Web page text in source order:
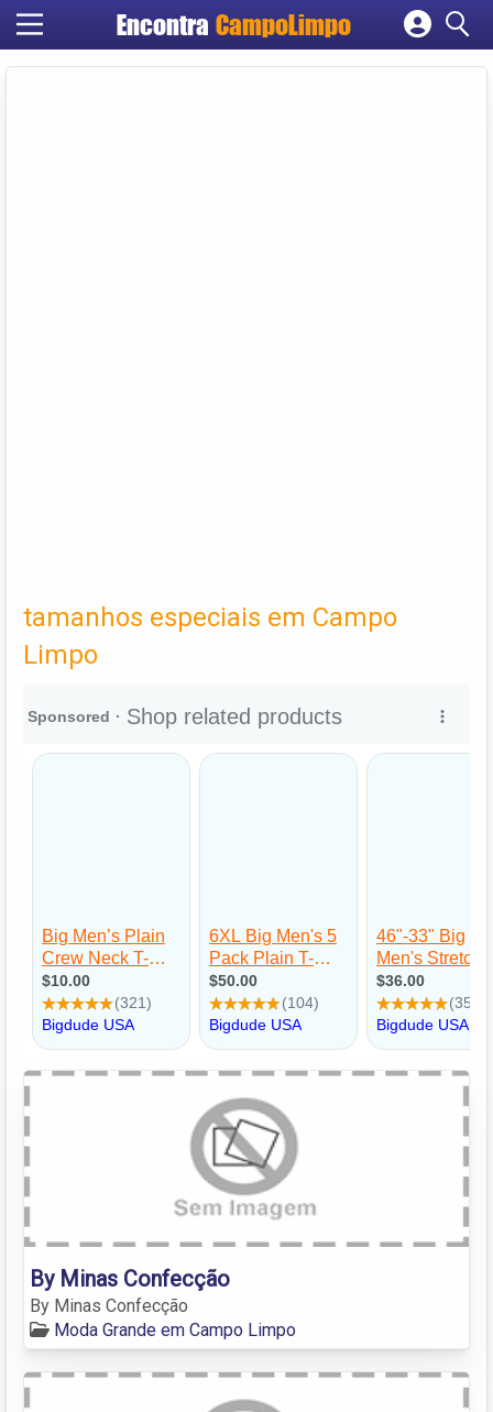
Encontra CampoLimpo
Cadastrar empresa
tamanhos especiais em Campo
Limpo
By Minas Confecção
By Minas Confecção
Moda Grande em Campo Limpo